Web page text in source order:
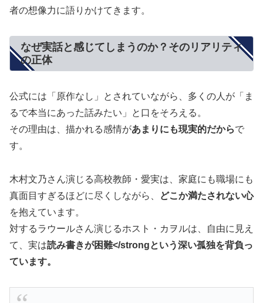
者の想像力に語りかけてきます。
なぜ実話と感じてしまうのか？そのリアリティ
の正体
公式には「原作なし」とされていながら、多くの人が「ま
るで本当にあった話みたい」と口をそろえる。
その理由は、描かれる感情があまりにも現実的だからで
す。
木村文乃さん演じる高校教師・愛実は、家庭にも職場にも
真面目すぎるほどに尽くしながら、
どこか満たされない心
を抱えています。
対するラウールさん演じるホスト・カヲルは、自由に見え
て、実は読み書きが困難</strongという深い孤独を背負っ
ています。